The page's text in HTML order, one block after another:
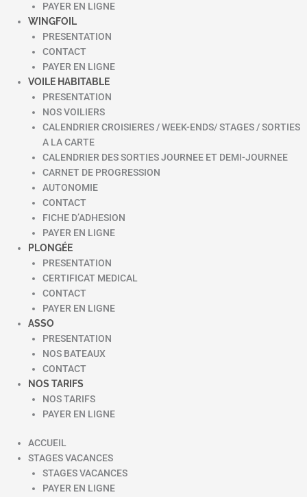
PAYER EN LIGNE
WINGFOIL
PRESENTATION
CONTACT
PAYER EN LIGNE
VOILE HABITABLE
PRESENTATION
NOS VOILIERS
CALENDRIER CROISIERES / WEEK-ENDS/ STAGES / SORTIES
A LA CARTE
CALENDRIER DES SORTIES JOURNEE ET DEMI-JOURNEE
CARNET DE PROGRESSION
AUTONOMIE
CONTACT
FICHE D’ADHESION
PAYER EN LIGNE
PLONGÉE
PRESENTATION
CERTIFICAT MEDICAL
CONTACT
PAYER EN LIGNE
ASSO
PRESENTATION
NOS BATEAUX
CONTACT
NOS TARIFS
NOS TARIFS
PAYER EN LIGNE
ACCUEIL
STAGES VACANCES
STAGES VACANCES
PAYER EN LIGNE